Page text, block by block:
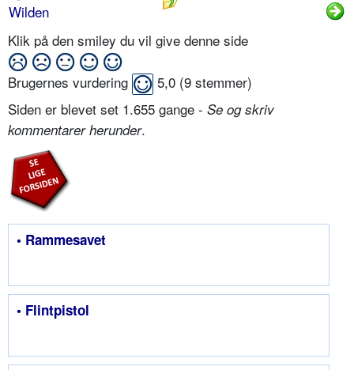
Wilden
Klik på den smiley du vil give denne side
Brugernes vurdering 5,0 (9 stemmer)
Siden er blevet set 1.655 gange - Se og skriv
kommentarer herunder.
• Rammesavet
• Flintpistol